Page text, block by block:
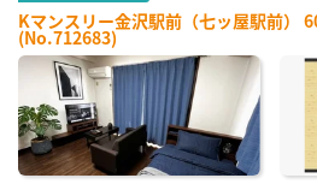
Kマンスリー金沢駅前（七ッ屋駅前）
(No.712683)